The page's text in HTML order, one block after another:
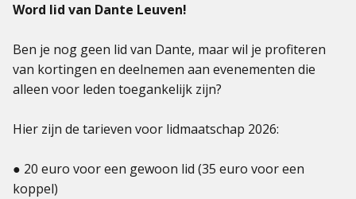
Word lid van Dante Leuven!
Ben je nog geen lid van Dante, maar wil je profiteren
van kortingen en deelnemen aan evenementen die
alleen voor leden toegankelijk zijn?
Hier zijn de tarieven voor lidmaatschap 2026:
● 20 euro voor een gewoon lid (35 euro voor een
koppel)